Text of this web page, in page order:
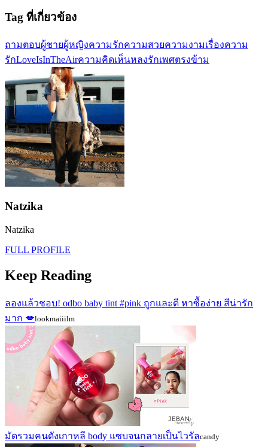
Tag ที่เกี่ยวข้อง
ถามตอบผู้ชายผู้หญิงความรักความสวยความงามเรื่องความ
รักLoveIsInTheAirความคิดเห็นหลงรักเพศตรงข้าม
Natzika
Natzika
FULL PROFILE
Keep Reading
ลองแล้วชอบ! odbo baby tint #pink ถูกและดี หาซื้อง่าย สีน่ารัก
มาก 💋lookmaiiilm
มัดรวมคนดังเกาหลี body แซบจนกลายเป็นไวรัลcandy